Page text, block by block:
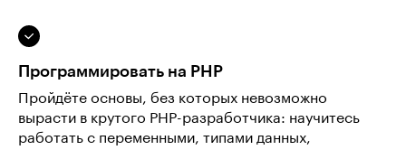
Программировать на PHP
Пройдёте основы, без которых невозможно
вырасти в крутого PHP-разработчика: научитесь
работать с переменными, типами данных,